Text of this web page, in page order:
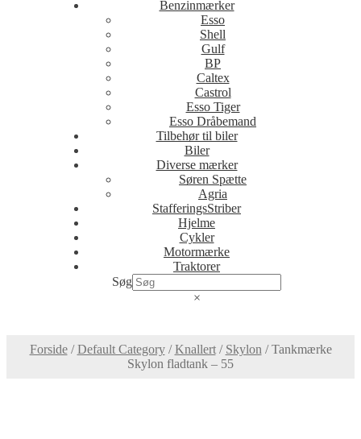
Benzinmærker
Esso
Shell
Gulf
BP
Caltex
Castrol
Esso Tiger
Esso Dråbemand
Tilbehør til biler
Biler
Diverse mærker
Søren Spætte
Agria
StafferingsStriber
Hjelme
Cykler
Motormærke
Traktorer
Søg
×
Forside/Default Category/Knallert/ Skylon /Tankmærke
Skylon fladtank – 55